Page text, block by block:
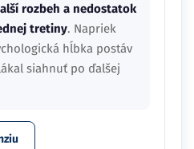
rozbeh a nedostatok
tretiny. Napriek
hĺbka postáv
siahnuť po ďalšej